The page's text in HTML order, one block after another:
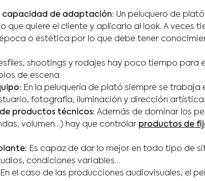
capacidad de adaptación: Un peluquero de
que quiere el cliente y aplicarlo al look. A veces
o estética por lo que debe tener
shootings y rodajes hay poco tiempo para
de escena.
En la peluquería de plató siempre se trabaja
fotografía, iluminación y dirección artística.
productos técnicos: Además de dominar los
volumen…) hay que controlar productos de
Es capaz de dar lo mejor en todo tipo de
condiciones variables…
En el caso de las producciones audiovisuales, el